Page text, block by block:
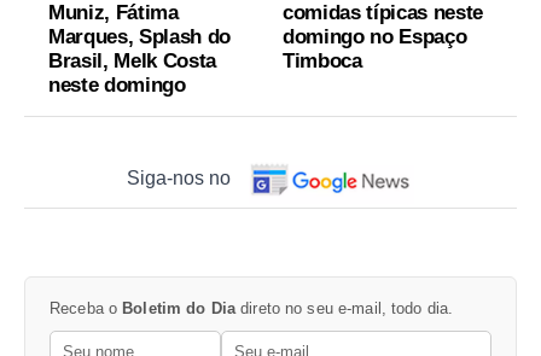
Muniz, Fátima
Marques, Splash do
Brasil, Melk Costa
neste domingo
comidas típicas neste
domingo no Espaço
Timboca
Siga-nos no
Receba o Boletim do Dia direto no seu e-mail, todo dia.